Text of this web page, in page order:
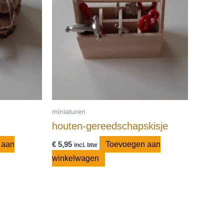
miniaturen
houten-gereedschapskisje
€5,95 incl. btw
Toevoegen aan
winkelwagen